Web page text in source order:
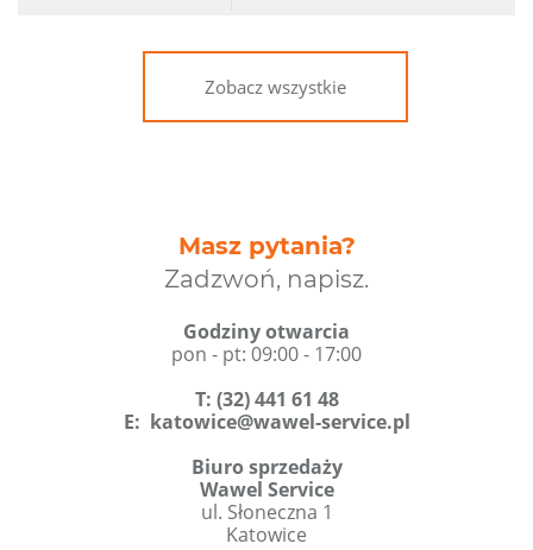
Zobacz wszystkie
Masz pytania?
Zadzwoń, napisz.
Godziny otwarcia
pon - pt: 09:00 - 17:00
T: (32) 441 61 48
E: katowice@wawel-service.pl
Biuro sprzedaży
Wawel Service
ul. Słoneczna 1
Katowice